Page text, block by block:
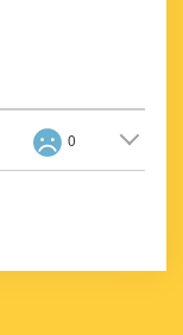
0